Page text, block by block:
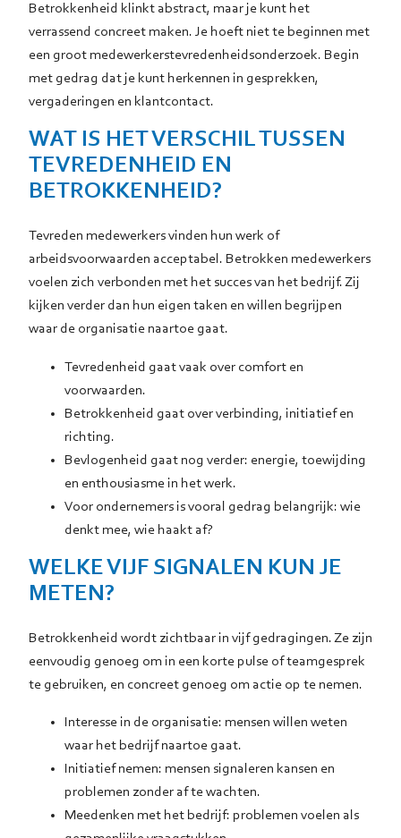
Betrokkenheid klinkt abstract, maar je kunt het
verrassend concreet maken. Je hoeft niet te beginnen met
een groot medewerkerstevredenheidsonderzoek. Begin
met gedrag dat je kunt herkennen in gesprekken,
vergaderingen en klantcontact.
WAT IS HET VERSCHIL TUSSEN
TEVREDENHEID EN
BETROKKENHEID?
Tevreden medewerkers vinden hun werk of
arbeidsvoorwaarden acceptabel. Betrokken medewerkers
voelen zich verbonden met het succes van het bedrijf. Zij
kijken verder dan hun eigen taken en willen begrijpen
waar de organisatie naartoe gaat.
Tevredenheid gaat vaak over comfort en
voorwaarden.
Betrokkenheid gaat over verbinding, initiatief en
richting.
Bevlogenheid gaat nog verder: energie, toewijding
en enthousiasme in het werk.
Voor ondernemers is vooral gedrag belangrijk: wie
denkt mee, wie haakt af?
WELKE VIJF SIGNALEN KUN JE
METEN?
Betrokkenheid wordt zichtbaar in vijf gedragingen. Ze zijn
eenvoudig genoeg om in een korte pulse of teamgesprek
te gebruiken, en concreet genoeg om actie op te nemen.
Interesse in de organisatie: mensen willen weten
waar het bedrijf naartoe gaat.
Initiatief nemen: mensen signaleren kansen en
problemen zonder af te wachten.
Meedenken met het bedrijf: problemen voelen als